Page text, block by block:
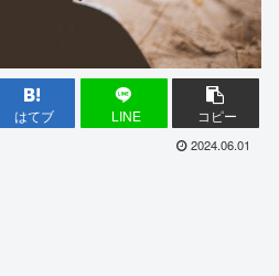
はてブ LINE コピー
2024.06.01